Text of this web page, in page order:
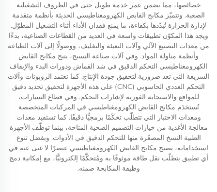
خصائصها، مما يضمن عمر خدمة طويل حتى في الظروف التشغيلية
الصعبة. وتتميّز مكابح القابض الكهرومغناطيسي الحديثة بأنظمة متقدمة
لإدارة الحرارة تُبدّدها بكفاءة، ما يمنع فقدان الأداء أثناء التشغيل المطوّل.
ويجد هذا المكوّن تطبيقات واسعة في العديد من القطاعات الصناعية، بدءًا
من معدات التصنيع الآلي وآلات التعبئة والتغليف، ووصولًا إلى آلات الطباعة
وأنظمة مناولة المواد. وفي آلات صناعة النسيج، يتيح مكابح القابض
الكهرومغناطيسي التحكم الدقيق في شد القماش ودورات البدء والإيقاف
السريعة التي تعد ضرورية لتحقيق جودة الإنتاج. كما تعتمد الروبوتات وآلات
التحكم العددي الحاسوبي (CNC) على هذه الأجهزة لتحقيق تحديد دقيق
للمواقع والاستجابة الفورية لإشارات التحكم. وفي قطاع السيارات،
تُستخدَم مكابح القابض الكهرومغناطيسي في المركبات المتخصصة
ومعدات الاختبار التي تتطلّب تحكّمًا برمجيًّا دقيقًا. كما تستفيد معدات
معالجة الأغذية من خيارات التصميم الصحية المتاحة، بينما توظّف الأجهزة
الطبية النسخ المصغّرة منها للتحكم الدقيق في الأدوات. وبفضل تنوع
استخداماته، يصبح مكابح القابض الكهرومغناطيسي عنصرًا لا غنى عنه في
أي تطبيق يتطلّب نقل طاقة موثوقًا به ومُتحكَّمًا إلكترونيًّا، مع إمكانية دمج
وظيفة المكابحة ضمنه.